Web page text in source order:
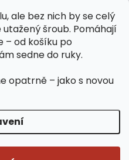
ale bez nich by se celý
šroub. Pomáhají
– od košíku po
sedne do ruky.
opatrně – jako s novou
vyhrazena.Upravit nastavení